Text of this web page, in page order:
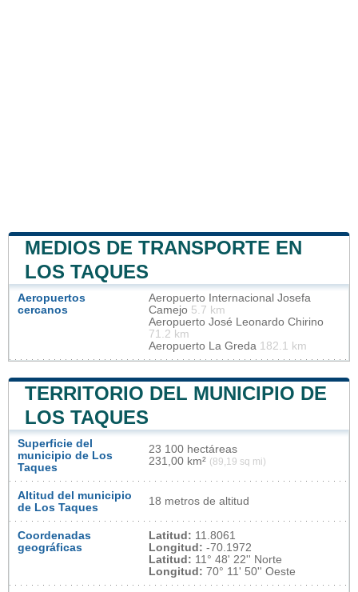
MEDIOS DE TRANSPORTE EN
LOS TAQUES
Aeropuertos
cercanos
Aeropuerto Internacional Josefa
Camejo 5.7 km
Aeropuerto José Leonardo Chirino
71.2 km
Aeropuerto La Greda 182.1 km
TERRITORIO DEL MUNICIPIO DE
LOS TAQUES
Superficie del
municipio de Los
Taques
23 100 hectáreas
231,00 km² (89,19 sq mi)
Altitud del municipio
de Los Taques
18 metros de altitud
Coordenadas
geográficas
Latitud: 11.8061
Longitud: -70.1972
Latitud: 11° 48' 22'' Norte
Longitud: 70° 11' 50'' Oeste